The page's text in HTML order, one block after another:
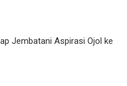
Jembatani Aspirasi Ojol ke